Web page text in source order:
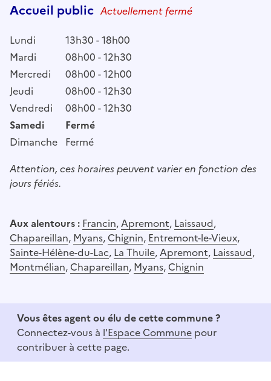
Accueil public Actuellement fermé
Lundi
13h30 - 18h00
Mardi
08h00 - 12h30
Mercredi
08h00 - 12h00
Jeudi
08h00 - 12h30
Vendredi
08h00 - 12h30
Samedi
Fermé
Dimanche Fermé
Attention, ces horaires peuvent varier en fonction des
jours fériés.
Aux alentours : Francin,Apremont, Laissaud,
Chapareillan, Myans, Chignin, Entremont-le-Vieux,
Sainte-Hélène-du-Lac, La Thuile,Apremont, Laissaud,
Montmélian, Chapareillan, Myans, Chignin
Vous êtes agent ou élu de cette commune ?
Connectez-vous à l'Espace Commune pour
contribuer à cette page.